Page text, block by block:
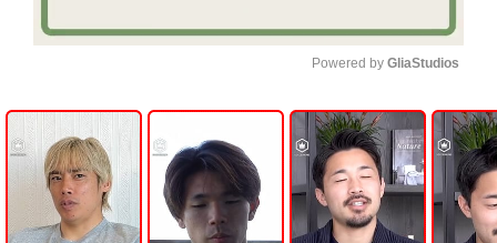
U
n
m
u
t
e
Powered by GliaStudios